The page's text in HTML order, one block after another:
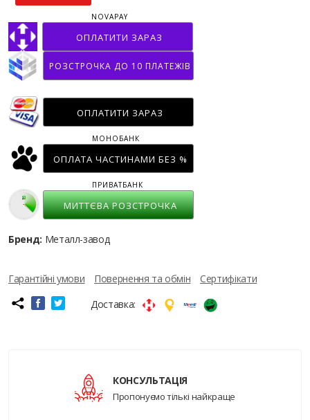
ОПЛАТИТИ ЗАРАЗ
NOVAPAY
РОЗСТРОЧКА ДО 10 ПЛАТЕЖІВ
ОПЛАТИТИ ЗАРАЗ
ОПЛАТА ЧАСТИНАМИ БЕЗ %
МОНОБАНК
МИТТЄВА РОЗСТРОЧКА
ПРИВАТБАНК
Бренд: Металл-завод
Гарантійні умови Повернення та обмін
Сертифікати
Доставка:
КОНСУЛЬТАЦІЯ
Пропонуємо тількі найкраще